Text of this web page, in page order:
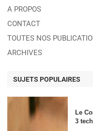
A PROPOS
CONTACT
TOUTES NOS
ARCHIVES
SUJETS POPULAIRES
Le
3